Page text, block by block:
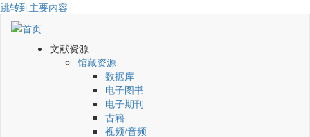
跳转到主要内容
文献资源
馆藏资源
数据库
电子图书
电子期刊
古籍
视频/音频